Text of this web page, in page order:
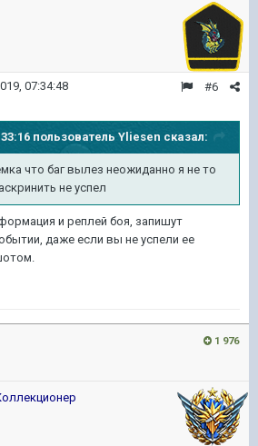
#6
07:34:48
пользователь Yliesen сказал:
что баг вылез неожиданно я не то
не успел
и реплей боя, запишут
даже если вы не успели ее
1 976